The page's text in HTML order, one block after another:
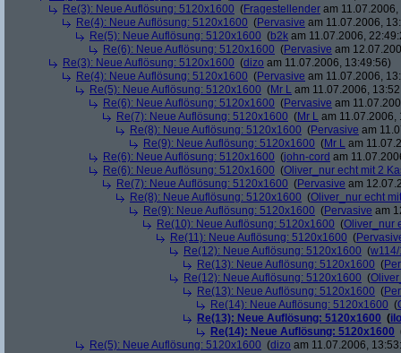
Re(3): Neue Auflösung: 5120x1600 (Fragestellender am
Re(4): Neue Auflösung: 5120x1600 (Pervasive am 11.07.2006,
Re(5): Neue Auflösung: 5120x1600 (b2k am 11.07.2006,
Re(6): Neue Auflösung: 5120x1600 (Pervasive am
Re(3): Neue Auflösung: 5120x1600 (dizo am 11.07.2006, 13:49:56)
Re(4): Neue Auflösung: 5120x1600 (Pervasive am 11.07.2006,
Re(5): Neue Auflösung: 5120x1600 (Mr L am 11.07.2006,
Re(6): Neue Auflösung: 5120x1600 (Pervasive am
Re(7): Neue Auflösung: 5120x1600 (Mr L am 11.07.2006,
Re(8): Neue Auflösung: 5120x1600 (Pervasive am
Re(9): Neue Auflösung: 5120x1600 (Mr L am
Re(6): Neue Auflösung: 5120x1600 (john-cord am
Re(6): Neue Auflösung: 5120x1600 (Oliver_nur echt mit 2
Re(7): Neue Auflösung: 5120x1600 (Pervasive am
Re(8): Neue Auflösung: 5120x1600 (Oliver_nur echt
Re(9): Neue Auflösung: 5120x1600 (Pervasive am
Re(10): Neue Auflösung: 5120x1600 (Oliver_nur
Re(11): Neue Auflösung: 5120x1600 (
Re(12): Neue Auflösung: 5120x1600 (
Re(13): Neue Auflösung: 5120x1600 (
Re(12): Neue Auflösung: 5120x1600 (
Re(13): Neue Auflösung: 5120x1600 (
Re(14): Neue Auflösung: 5120x1600 (
Re(13): Neue Auflösung: 5120x1600 (
Re(14): Neue Auflösung: 5120x1600
Re(5): Neue Auflösung: 5120x1600 (dizo am 11.07.2006,